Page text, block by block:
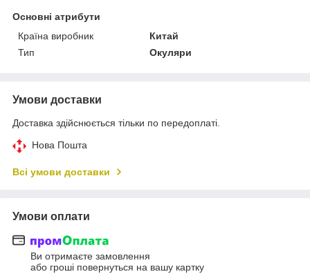
Основні атрибути
Країна виробник
Китай
Тип
Окуляри
Умови доставки
Доставка здійснюється тільки по передоплаті.
Нова Пошта
Всі умови доставки
Умови оплати
Ви отримаєте замовлення
або гроші повернуться на вашу картку